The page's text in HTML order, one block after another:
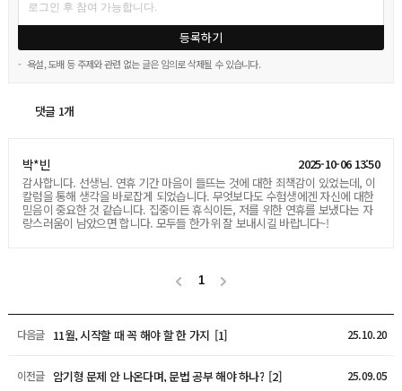
등록하기
- 욕설, 도배 등 주제와 관련 없는 글은 임의로 삭제될 수 있습니다.
댓글 1개
박*빈
감사합니다. 선생님. 연휴 기간 마음이 들뜨는 것에 대한 죄책감이 있었는데, 이
칼럼을 통해 생각을 바로잡게 되었습니다. 무엇보다도 수험생에겐 자신에 대한
믿음이 중요한 것 같습니다. 집중이든 휴식이든, 저를 위한 연휴를 보냈다는 자
랑스러움이 남았으면 합니다. 모두들 한가위 잘 보내시길 바랍니다~!
2025-10-06 13:50
1
다음글 11월, 시작할 때 꼭 해야 할 한 가지 [1] 25.10.20
이전글 암기형 문제 안 나온다며, 문법 공부 해야 하나? [2] 25.09.05